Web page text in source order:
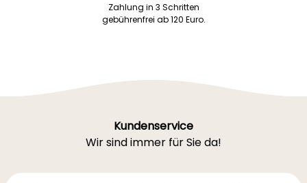
Zahlung in 3 Schritten
gebührenfrei ab 120 Euro.
Kundenservice
Wir sind immer für Sie da!